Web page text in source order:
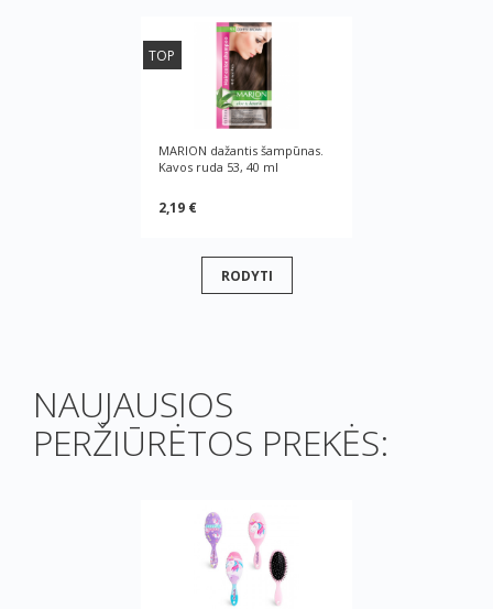
TOP
MARION dažantis šampūnas.
Kavos ruda 53, 40 ml
2,19 €
RODYTI
NAUJAUSIOS
PERŽIŪRĖTOS PREKĖS: